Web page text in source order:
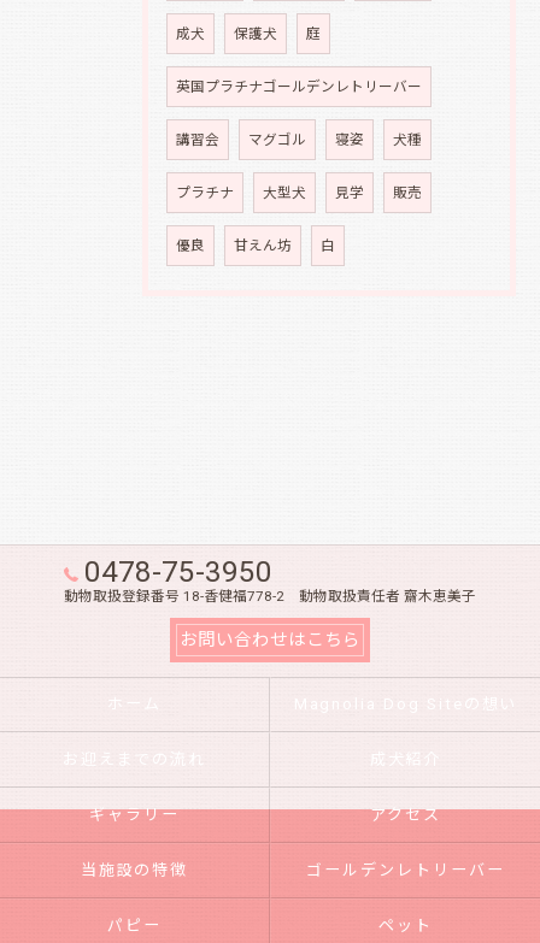
成犬 保護犬 庭
英国プラチナゴールデンレトリーバー
講習会 マグゴル 寝姿 犬種
プラチナ 大型犬 見学 販売
優良 甘えん坊 白
0478-75-3950
動物取扱登録番号 18-香健福778-2 動物取扱責任者 齋木恵美子
お問い合わせはこちら
ホーム Magnolia Dog Siteの想い
お迎えまでの流れ 成犬紹介
ギャラリー アクセス
当施設の特徴 ゴールデンレトリーバー
パピー ペット